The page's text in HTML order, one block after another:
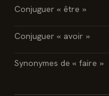
Conjuguer « être »
Conjuguer « avoir »
Synonymes de « faire »